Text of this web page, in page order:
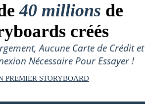
40 millions de
créés
Aucune Carte de Crédit et
Nécessaire Pour Essayer !
PREMIER STORYBOARD